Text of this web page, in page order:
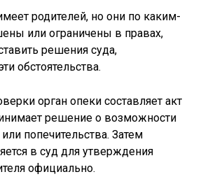
родителей, но они по каким-
или ограничены в правах,
решения суда,
обстоятельства.
орган опеки составляет акт
решение о возможности
попечительства. Затем
в суд для утверждения
официально.